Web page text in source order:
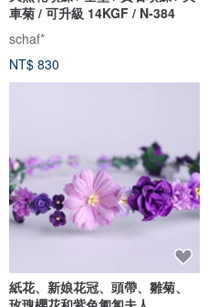
車菊 / 可升級 14KGF / N-384
schaf*
NT$ 830
紙花、新娘花冠、頭帶、雛菊、